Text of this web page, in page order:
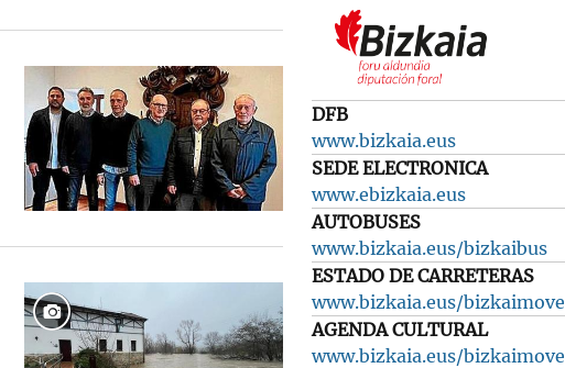
DFB
www.bizkaia.eus
SEDE ELECTRONICA
www.ebizkaia.eus
AUTOBUSES
www.bizkaia.eus/bizkaibus
ESTADO DE CARRETERAS
www.bizkaia.eus/bizkaimove
AGENDA CULTURAL
www.bizkaia.eus/bizkaimove